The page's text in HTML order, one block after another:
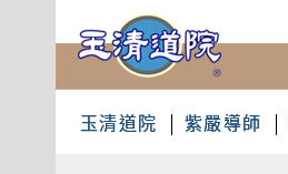
玉清道院 紫嚴導師